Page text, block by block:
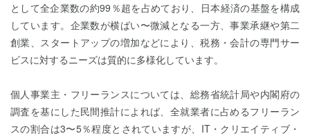
として全企業数の約99％超を占めており、日本経済の基盤を構成
しています。企業数が横ばい〜微減となる一方、事業承継や第二
創業、スタートアップの増加などにより、税務・会計の専門サー
ビスに対するニーズは質的に多様化しています。
個人事業主・フリーランスについては、総務省統計局や内閣府の
調査を基にした民間推計によれば、全就業者に占めるフリーラン
スの割合は3〜5％程度とされていますが、IT・クリエイティブ・